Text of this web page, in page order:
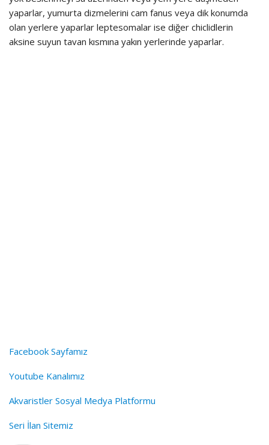
yaparlar, yumurta dizmelerini cam fanus veya dik konumda
olan yerlere yaparlar leptesomalar ise diğer chiclidlerin
aksine suyun tavan kısmına yakın yerlerinde yaparlar.
Facebook Sayfamız
Youtube Kanalımız
Akvaristler Sosyal Medya Platformu
Seri İlan Sitemiz